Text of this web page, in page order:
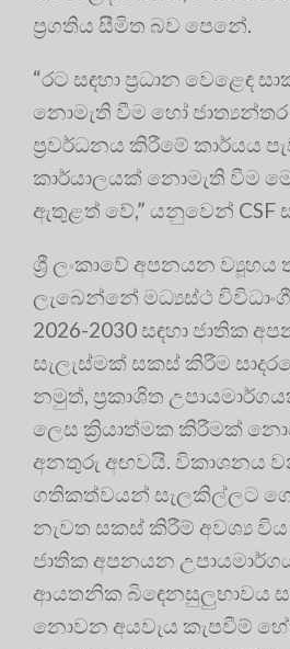
ප්‍රගතිය සීමිත බව පෙනේ.
“රට සඳහා ප්‍රධාන වෙළෙඳ
නොමැති වීම හෝ ජාත්‍යන්තර
ප්‍රවර්ධනය කිරීමේ කාර්යය
කාර්යාලයක් නොමැති වීම
ඇතුළත් වේ,” යනුවෙන් CSF
ශ්‍රී ලංකාවේ අපනයන
ලැබෙන්නේ මධ්‍යස්ථ
2026-2030 සඳහා ජාතික
සැලැස්මක් සකස් කිරීම
නමුත්, ප්‍රකාශිත
ලෙස ක්‍රියාත්මක කිරීමක්
අනතුරු අඟවයි. විකාශනය
ගතිකත්වයන් සැලකිල්ලට
නැවත සකස් කිරීම් අවශ්‍ය විය
ජාතික අපනයන
ආයතනික බිඳෙනසුලුභාවය
නොවන අයවැය කැපවීම්